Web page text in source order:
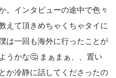
。インタビューの途中で色々
て頂きめちゃくちゃタイに
は一回も海外に行ったことが
うかな🤔 まぁまぁ、、置い
か冷静に話してくださったの